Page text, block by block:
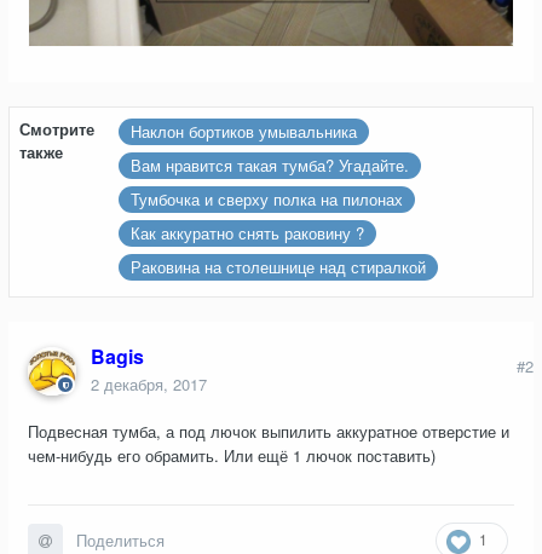
Смотрите
также
Наклон бортиков умывальника
Вам нравится такая тумба? Угадайте.
Тумбочка и сверху полка на пилонах
Как аккуратно снять раковину ?
Раковина на столешнице над стиралкой
Bagis
2 декабря, 2017
#2
Подвесная тумба, а под лючок выпилить аккуратное отверстие и
чем-нибудь его обрамить. Или ещё 1 лючок поставить)
1
Поделиться